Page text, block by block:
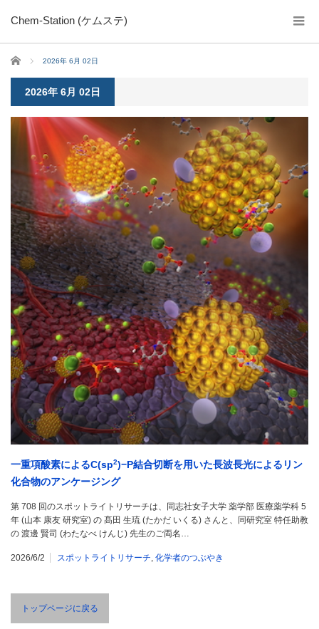
Chem-Station (ケムステ)
ホーム 2026年 6月 02日
2026年 6月 02日
一重項酸素によるC(sp2)−P結合切断を用いた長波長光によるリン
化合物のアンケージング
第 708 回のスポットライトリサーチは、同志社女子大学 薬学部 医療薬学科 5
年 (山本 康友 研究室) の 髙田 生琉 (たかだ いくる) さんと、同研究室 特任助教
の 渡邊 賢司 (わたなべ けんじ) 先生のご両名…
2026/6/2 スポットライトリサーチ, 化学者のつぶやき
トップページに戻る